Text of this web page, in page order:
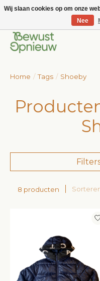
Wij bieden het grootste aanbod
Home / Tags / Shoeby
8 producten
Wij slaan cookies op om onze
Nee